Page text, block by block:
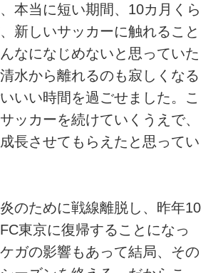
本当に短い期間、10カ月くら
新しいサッカーに触れること
なになじめないと思っていた
水から離れるのも寂しくなる
いい時間を過ごせました。こ
ッカーを続けていくうえで、
長させてもらえたと思ってい
のために戦線離脱し、昨年10
東京に復帰することになっ
ガの影響もあって結局、その